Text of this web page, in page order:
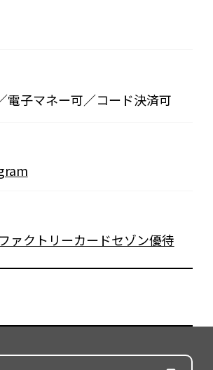
電子マネー可／コード決済可
ァクトリーカードセゾン優待